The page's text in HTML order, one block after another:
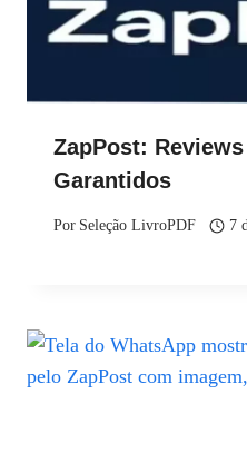
ZapPost:
Garantidos
Por Seleção LivroPDF 7